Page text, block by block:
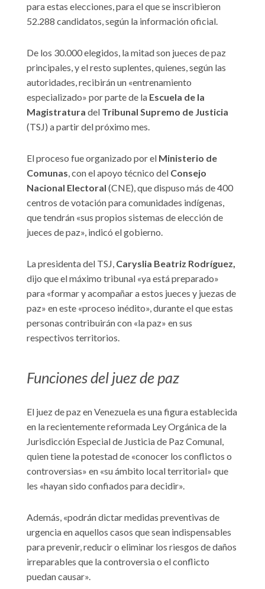
para estas elecciones, para el que se inscribieron
52.288 candidatos, según la información oficial.
De los 30.000 elegidos, la mitad son jueces de paz
principales, y el resto suplentes, quienes, según las
autoridades, recibirán un «entrenamiento
especializado» por parte de la Escuela de la
Magistratura del Tribunal Supremo de Justicia
(TSJ) a partir del próximo mes.
El proceso fue organizado por el Ministerio de
Comunas, con el apoyo técnico del Consejo
Nacional Electoral (CNE), que dispuso más de 400
centros de votación para comunidades indígenas,
que tendrán «sus propios sistemas de elección de
jueces de paz», indicó el gobierno.
La presidenta del TSJ, Caryslia Beatriz Rodríguez,
dijo que el máximo tribunal «ya está preparado»
para «formar y acompañar a estos jueces y juezas de
paz» en este «proceso inédito», durante el que estas
personas contribuirán con «la paz» en sus
respectivos territorios.
Funciones del juez de paz
El juez de paz en Venezuela es una figura establecida
en la recientemente reformada Ley Orgánica de la
Jurisdicción Especial de Justicia de Paz Comunal,
quien tiene la potestad de «conocer los conflictos o
controversias» en «su ámbito local territorial» que
les «hayan sido confiados para decidir».
Además, «podrán dictar medidas preventivas de
urgencia en aquellos casos que sean indispensables
para prevenir, reducir o eliminar los riesgos de daños
irreparables que la controversia o el conflicto
puedan causar».